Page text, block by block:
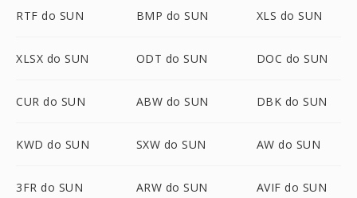
RTF do SUN BMP do SUN XLS do SUN
XLSX do SUN ODT do SUN DOC do SUN
CUR do SUN ABW do SUN DBK do SUN
KWD do SUN SXW do SUN AW do SUN
3FR do SUN ARW do SUN AVIF do SUN